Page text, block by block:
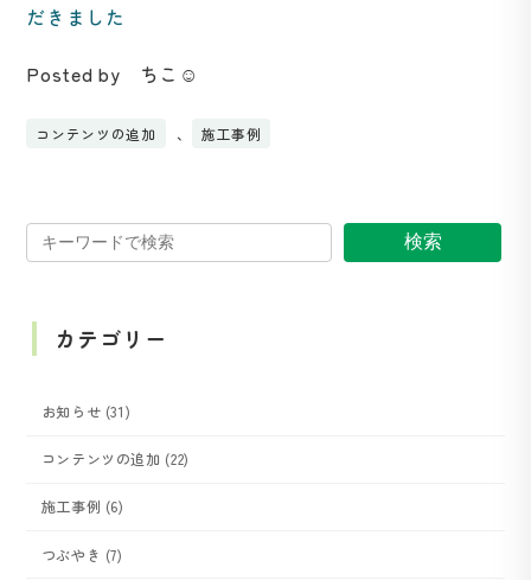
だきました
Posted by ちこ☺
コンテンツの追加 、 施工事例
検索
カテゴリー
お知らせ (31)
コンテンツの追加 (22)
施工事例 (6)
つぶやき (7)